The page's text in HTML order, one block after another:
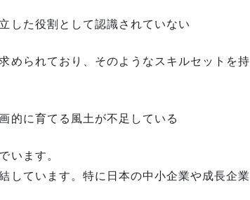
した役割として認識されていない
められており、そのようなスキルセットを持
的に育てる風土が不足している
います。
しています。特に日本の中小企業や成長企業